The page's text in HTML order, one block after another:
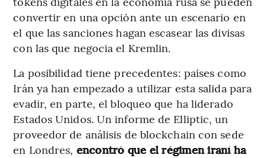
convertir en una opción ante un escenario en
el que las sanciones hagan escasear las divisas
con las que negocia el Kremlin.
La posibilidad tiene precedentes: países como
Irán ya han empezado a utilizar esta salida para
evadir, en parte, el bloqueo que ha liderado
Estados Unidos. Un informe de Elliptic, un
proveedor de análisis de blockchain con sede
en Londres, encontró que el régimen iraní ha